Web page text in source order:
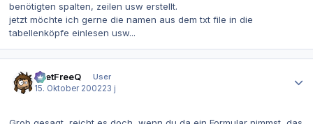
benötigten spalten, zeilen usw erstellt.
jetzt möchte ich gerne die namen aus dem txt file in die
tabellenköpfe einlesen usw...
beetFreeQ
User
15. Oktober 200223 j